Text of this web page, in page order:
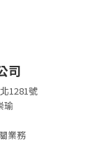
司
1281號
瑜
業務